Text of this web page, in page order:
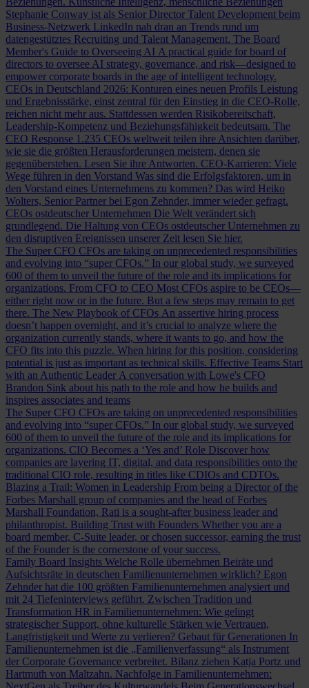
Stephanie Conway ist als Senior Director Talent Development beim
Business-Netzwerk LinkedIn nah dran an Trends rund um
datengestütztes Recruiting und Talent Management. The Board
Member's Guide to Overseeing AI A practical guide for board of
directors to oversee AI strategy, governance, and risk—designed to
empower corporate boards in the age of intelligent technology.
CEOs in Deutschland 2026: Konturen eines neuen Profils Leistung
und Ergebnisstärke, einst zentral für den Einstieg in die CEO-Rolle,
reichen nicht mehr aus. Stattdessen werden Risikobereitschaft,
Leadership-Kompetenz und Beziehungsfähigkeit bedeutsam. The
CEO Response 1.235 CEOs weltweit teilen ihre Ansichten darüber,
wie sie die größten Herausforderungen meistern, denen sie
gegenüberstehen. Lesen Sie ihre Antworten. CEO-Karrieren: Viele
Wege führen in den Vorstand Was sind die Erfolgsfaktoren, um in
den Vorstand eines Unternehmens zu kommen? Das wird Heiko
Wolters, Senior Partner bei Egon Zehnder, immer wieder gefragt.
CEOs ostdeutscher Unternehmen Die Welt verändert sich
grundlegend. Die Haltung von CEOs ostdeutscher Unternehmen zu
den disruptiven Ereignissen unserer Zeit lesen Sie hier.
The Super CFO CFOs are taking on unprecedented responsibilities
and evolving into “super CFOs.” In our global study, we surveyed
600 of them to unveil the future of the role and its implications for
organizations. From CFO to CEO Most CFOs aspire to be CEOs—
either right now or in the future. But a few steps may remain to get
there. The New Playbook of CFOs An assertive hiring process
doesn’t happen overnight, and it’s crucial to analyze where the
organization currently stands, where it wants to go, and how the
CFO fits into this puzzle. When hiring for this position, considering
potential is just as important as technical skills. Effective Teams Start
with an Authentic Leader A conversation with Lowe's CFO
Brandon Sink about his path to the role and how he builds and
inspires associates and teams
The Super CFO CFOs are taking on unprecedented responsibilities
and evolving into “super CFOs.” In our global study, we surveyed
600 of them to unveil the future of the role and its implications for
organizations. CIO Becomes a ‘Yes and’ Role Discover how
companies are layering IT, digital, and data responsibilities onto the
traditional CIO role, resulting in titles like CDIOs and CDTOs.
Blazing a Trail: Women in Leadership From being a Director of the
Forbes Marshall group of companies and the head of Forbes
Marshall Foundation, Rati is a sought-after business leader and
philanthropist. Building Trust with Founders Whether you are a
board member, C-Suite leader, or chosen successor, earning the trust
of the Founder is the cornerstone of your success.
Family Board Insights Welche Rolle übernehmen Beiräte und
Aufsichtsräte in deutschen Familienunternehmen wirklich? Egon
Zehnder hat die 100 größten Familienunternehmen analysiert und
mit 24 Tiefeninterviews geführt. Zwischen Tradition und
Transformation HR in Familienunternehmen: Wie gelingt
strategischer Support, ohne kulturelle Stärken wie Vertrauen,
Langfristigkeit und Werte zu verlieren? Gebaut für Generationen In
Familienunternehmen ist die „Familienverfassung“ als Instrument
der Corporate Governance verbreitet. Bilanz ziehen Katja Portz und
Hartmuth von Maltzahn. Nachfolge in Familienunternehmen: